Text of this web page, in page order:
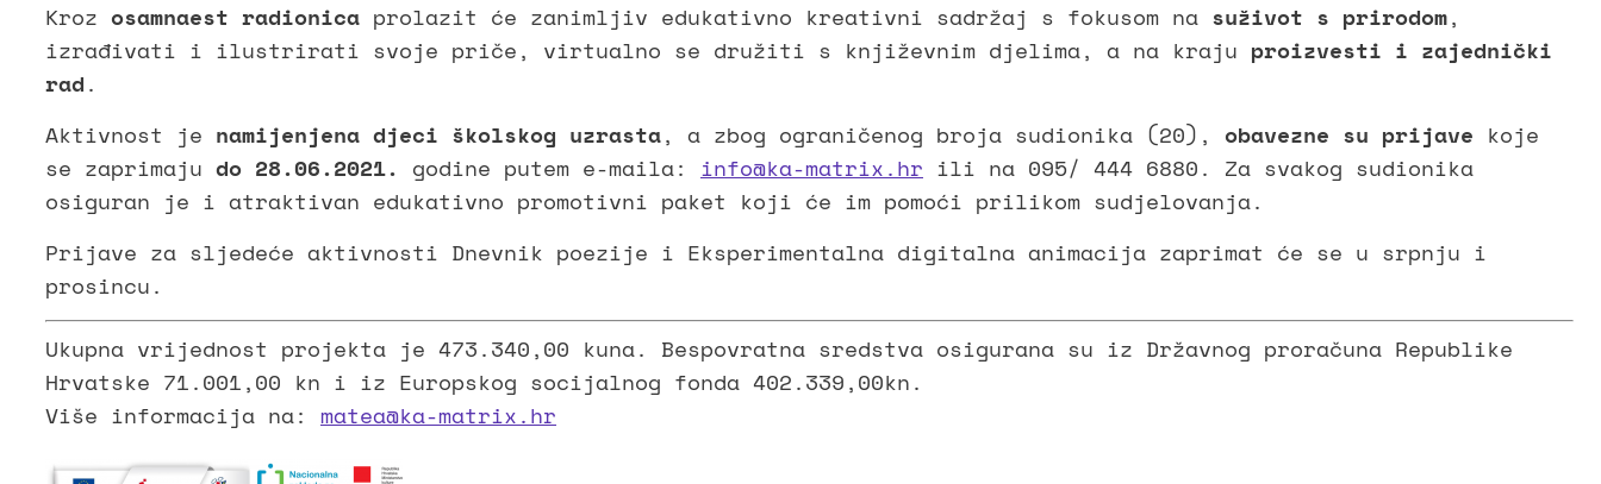
Kroz osamnaest radionica prolazit će zanimljiv edukativno kreativni sadržaj s fokusom na suživot s prirodom,
izrađivati i ilustrirati svoje priče, virtualno se družiti s književnim djelima, a na kraju proizvesti i zajednički
rad.
Aktivnost je namijenjena djeci školskog uzrasta, a zbog ograničenog broja sudionika (20), obavezne su prijave koje
se zaprimaju do 28.06.2021. godine putem e-maila: info@ka-matrix.hr ili na 095/ 444 6880. Za svakog sudionika
osiguran je i atraktivan edukativno promotivni paket koji će im pomoći prilikom sudjelovanja.
Prijave za sljedeće aktivnosti Dnevnik poezije i Eksperimentalna digitalna animacija zaprimat će se u srpnju i
prosincu.
Ukupna vrijednost projekta je 473.340,00 kuna. Bespovratna sredstva osigurana su iz Državnog proračuna Republike
Hrvatske 71.001,00 kn i iz Europskog socijalnog fonda 402.339,00kn.
Više informacija na: matea@ka-matrix.hr